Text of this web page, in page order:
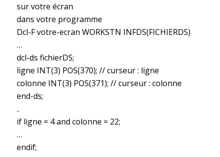
sur votre écran
dans votre programme
Dcl-F votre-ecran WORKSTN INFDS(FICHIERDS)
…
dcl-ds fichierDS;
ligne INT(3) POS(370); // curseur : ligne
colonne INT(3) POS(371); // curseur : colonne
end-ds;
..
if ligne = 4 and colonne = 22;
…
endif;